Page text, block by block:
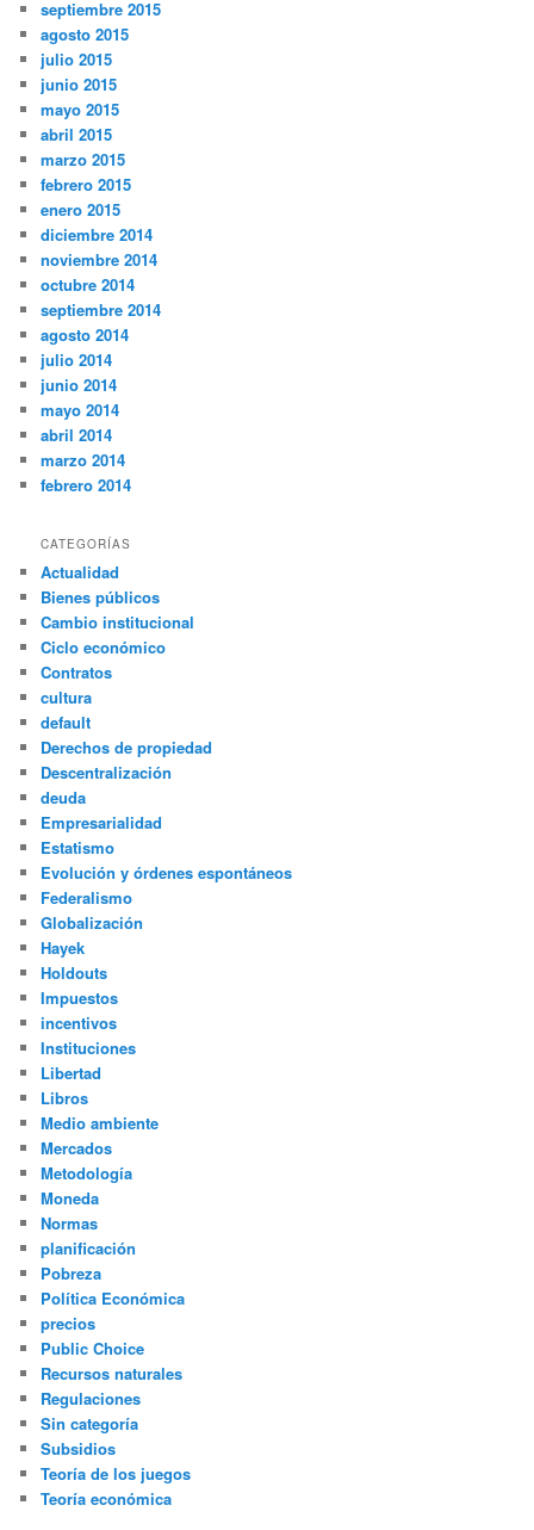
septiembre 2015
agosto 2015
julio 2015
junio 2015
mayo 2015
abril 2015
marzo 2015
febrero 2015
enero 2015
diciembre 2014
noviembre 2014
octubre 2014
septiembre 2014
agosto 2014
julio 2014
junio 2014
mayo 2014
abril 2014
marzo 2014
febrero 2014
CATEGORÍAS
Actualidad
Bienes públicos
Cambio institucional
Ciclo económico
Contratos
cultura
default
Derechos de propiedad
Descentralización
deuda
Empresarialidad
Estatismo
Evolución y órdenes espontáneos
Federalismo
Globalización
Hayek
Holdouts
Impuestos
incentivos
Instituciones
Libertad
Libros
Medio ambiente
Mercados
Metodología
Moneda
Normas
planificación
Pobreza
Política Económica
precios
Public Choice
Recursos naturales
Regulaciones
Sin categoría
Subsidios
Teoría de los juegos
Teoría económica